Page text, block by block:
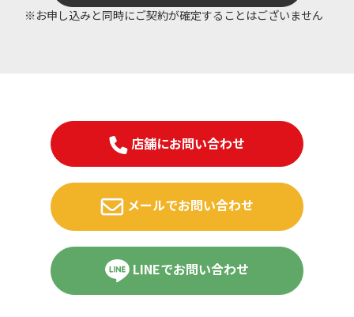
※お申し込みと同時にご契約が確定することはございません
店舗にお問い合わせ
メールでお問い合わせ
LINEでお問い合わせ